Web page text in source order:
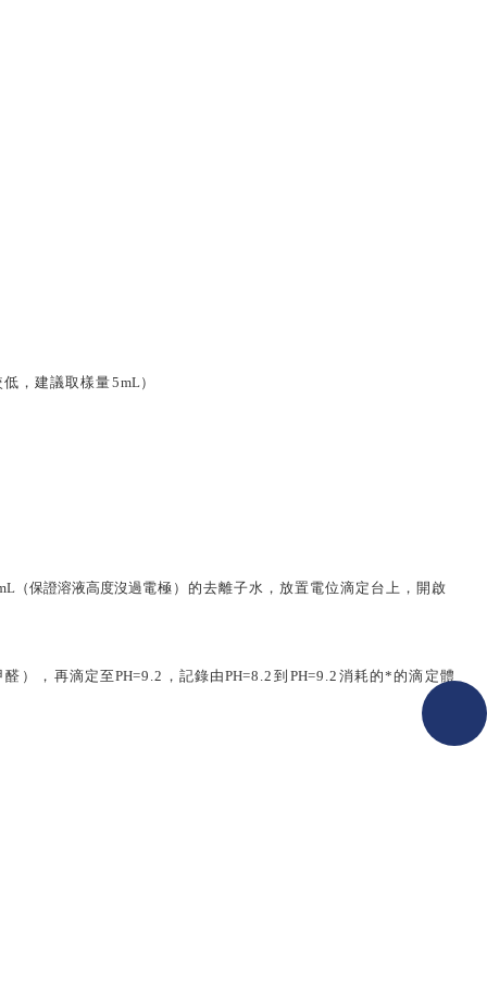
，建議取樣量5mL）
（保證溶液高度沒過電極） 的去離子水，放置電位滴定台上，開啟
醛 ）， 再滴定至PH=9.2， 記錄由PH=8.2 到 PH=9.2 消耗的*的滴定體